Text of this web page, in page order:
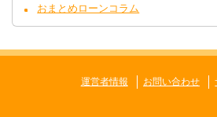
おまとめローンコラム
運営者情報 お問い合わせ